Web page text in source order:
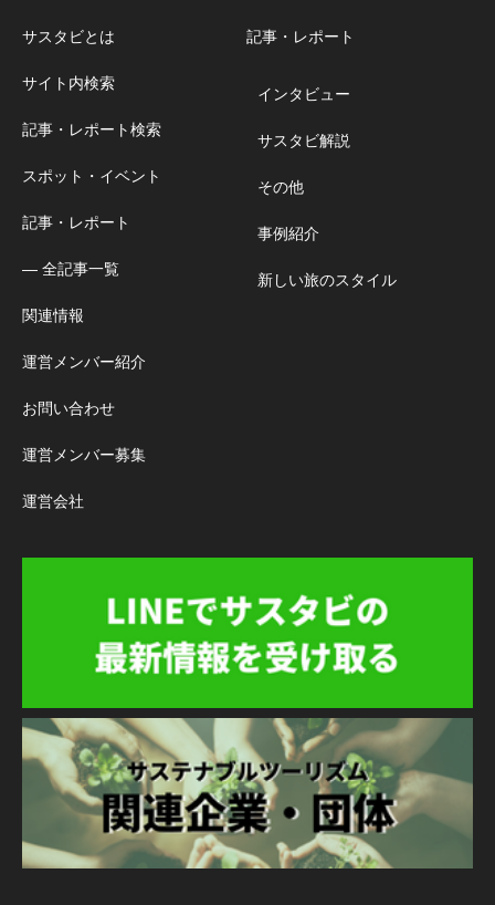
サスタビとは
サイト内検索
記事・レポート検索
スポット・イベント
記事・レポート
― 全記事一覧
関連情報
運営メンバー紹介
お問い合わせ
運営メンバー募集
運営会社
記事・レポート
インタビュー
サスタビ解説
その他
事例紹介
新しい旅のスタイル